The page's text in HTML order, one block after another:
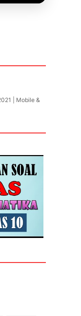
| Mobile &